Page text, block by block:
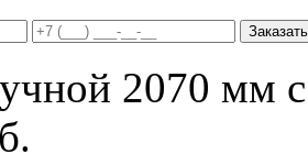
Заказать
2070 мм